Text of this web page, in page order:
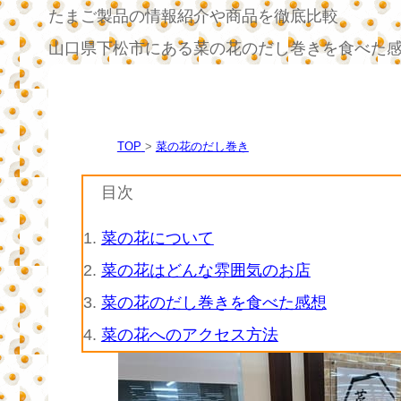
たまご製品の情報紹介や商品を徹底比較
山口県下松市にある菜の花のだし巻きを食べた
TOP 菜の花のだし巻き
目次
1. 菜の花について
2. 菜の花はどんな雰囲気のお店
3. 菜の花のだし巻きを食べた感想
4. 菜の花へのアクセス方法